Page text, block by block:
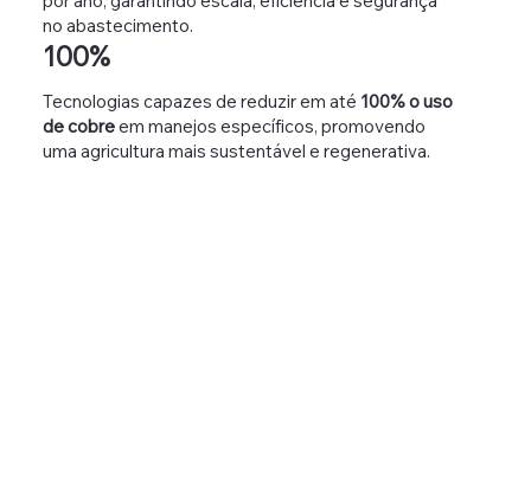
no abastecimento.
Tecnologias capazes de reduzir em até 100% o uso
de cobreem manejos específicos, promovendo
uma agricultura mais sustentável e regenerativa.
100%